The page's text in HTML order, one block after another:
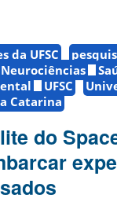
da UFSC
Neurociências
UFSC
Catarina
do